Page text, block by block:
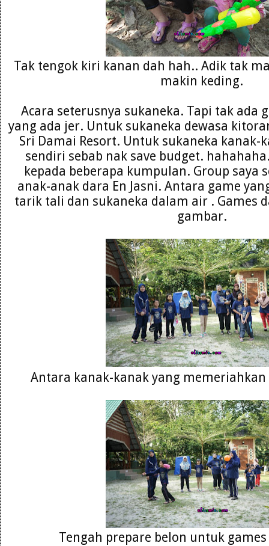
Tak tengok kiri kanan dah hah.. Adik tak
makin keding.
Acara seterusnya sukaneka. Tapi tak ada
yang ada jer. Untuk sukaneka dewasa
Sri Damai Resort. Untuk sukaneka kanak-
sendiri sebab nak save budget.
kepada beberapa kumpulan. Group saya
anak-anak dara En Jasni. Antara game
tarik tali dan sukaneka dalam air . Games
gambar.
Antara kanak-kanak yang
Tengah prepare belon untuk